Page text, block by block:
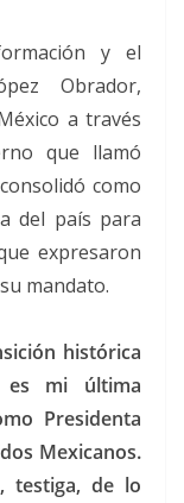
y el
Obrador,
a través
que llamó
como
del país para
expresaron
mandato.
histórica
mi última
Presidenta
Mexicanos.
testiga, de lo